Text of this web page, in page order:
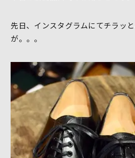
先日、インスタグラムにてチラッ
が。。。